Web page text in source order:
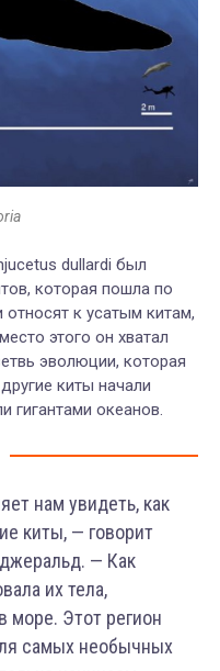
dullardi был
которая пошла по
относят к усатым китам,
этого он хватал
эволюции, которая
киты начали
гигантами океанов.
нам увидеть, как
киты, — говорит
— Как
их тела,
море. Этот регион
самых необычных